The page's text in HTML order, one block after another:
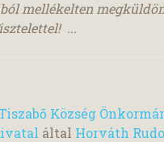
mellékelten
...
Község
által Horváth